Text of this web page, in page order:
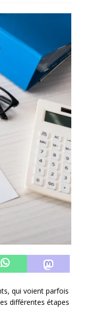
qui voient parfois
différentes étapes